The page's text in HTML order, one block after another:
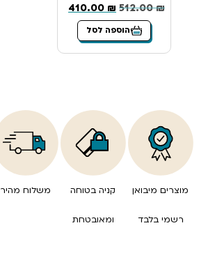
512.00₪
410.00 ₪
הוספה לסל
מוצרים מיבואן
רשמי בלבד
קניה בטוחה
ומאובטחת
משלוח מהיר